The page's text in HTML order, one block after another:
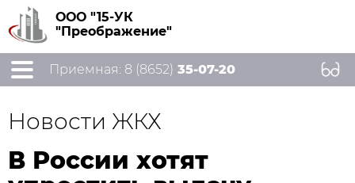
ООО "15-УК
"Преображение"
Приемная: 8 (8652) 35-07-20
Новости ЖКХ
В России хотят